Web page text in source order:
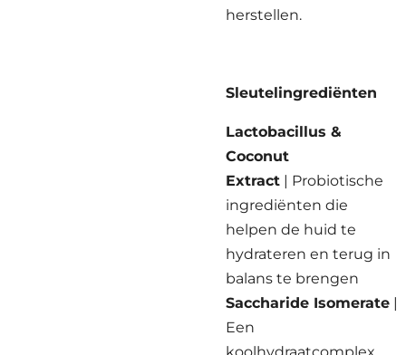
herstellen.
Sleutelingrediënten
Lactobacillus &
Coconut
Extract | Probiotische
ingrediënten die
helpen de huid te
hydrateren en terug in
balans te brengen
Saccharide Isomerate |
Een